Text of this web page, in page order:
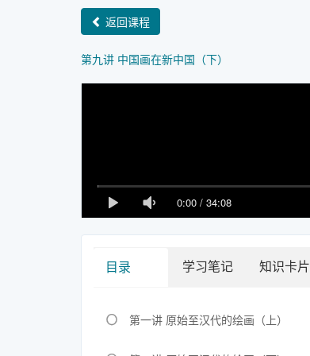
返回课程
第九讲 中国画在新中国（下）
0:00 / 34:08
目录 学习笔记 知识卡片
第一讲 原始至汉代的绘画（上）